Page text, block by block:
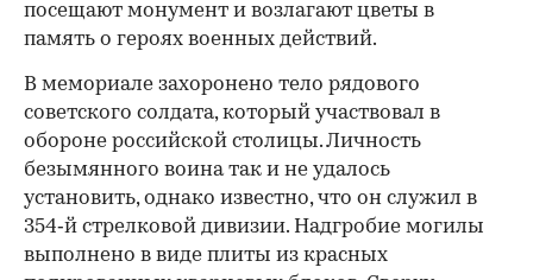
посещают монумент и возлагают цветы в
память о героях военных действий.
В мемориале захоронено тело рядового
советского солдата, который участвовал в
обороне российской столицы. Личность
безымянного воина так и не удалось
установить, однако известно, что он служил в
354‑й стрелковой дивизии. Надгробие могилы
выполнено в виде плиты из красных